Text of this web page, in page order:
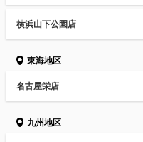
横浜山下公園店
東海地区
名古屋栄店
九州地区